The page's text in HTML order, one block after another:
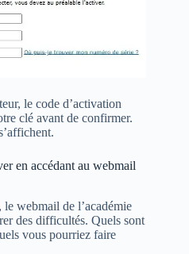
le code d’activation
clé avant de confirmer.
en accédant au webmail
webmail de l’académie
des difficultés. Quels sont
vous pourriez faire